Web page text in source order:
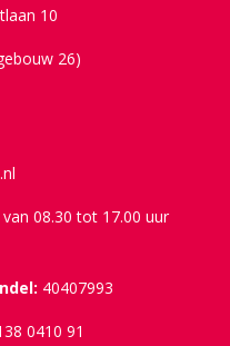
10
26)
08.30 tot 17.00 uur
40407993
0410 91